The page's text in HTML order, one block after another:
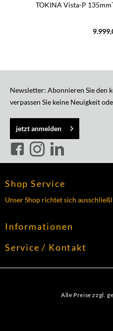
TOKINA Vista-P
Newsletter: Abonnieren Sie den
verpassen Sie keine Neuigkeit
jetzt anmelden
Shop Service
Unser Shop richtet sich
Informationen
Service / Kontakt
Alle Preise zzgl.